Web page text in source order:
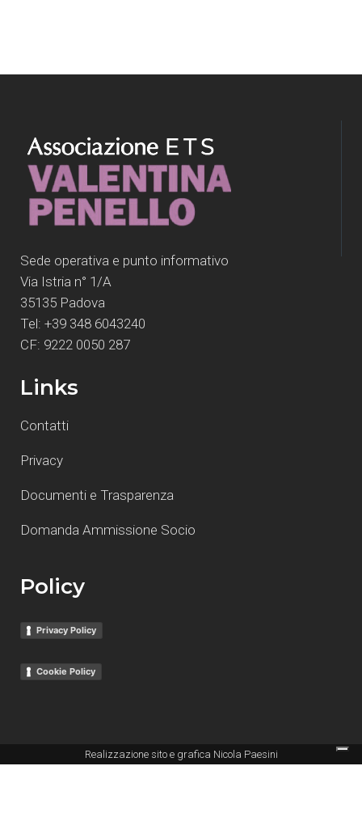
Sede operativa e punto informativo
Via Istria n° 1/A
35135 Padova
Tel: +39 348 6043240
CF: 9222 0050 287
Links
Contatti
Privacy
Documenti e Trasparenza
Domanda Ammissione Socio
Policy
Privacy Policy
Cookie Policy
Realizzazione sito e grafica Nicola Paesini